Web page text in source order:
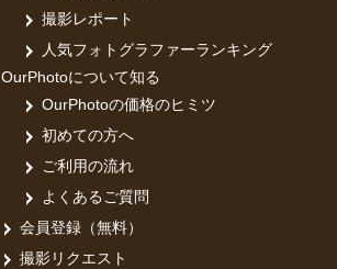
撮影レポート
人気フォトグラファーランキング
OurPhotoについて知る
OurPhotoの価格のヒミツ
初めての方へ
ご利用の流れ
よくあるご質問
会員登録（無料）
撮影リクエスト